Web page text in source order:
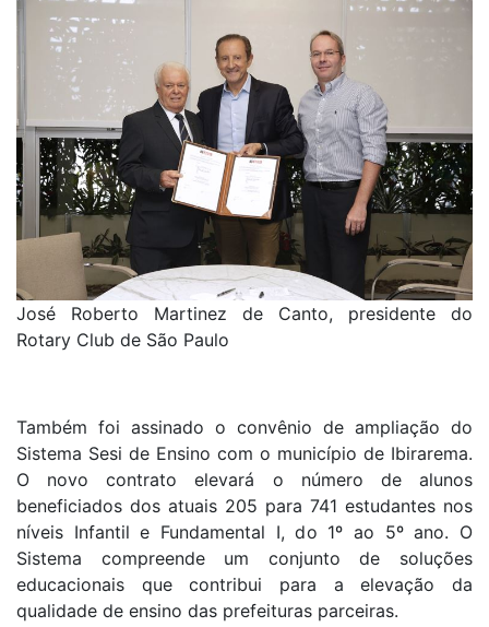
José Roberto Martinez de Canto, presidente do
Rotary Club de São Paulo
Também foi assinado o convênio de ampliação do
Sistema Sesi de Ensino com o município de Ibirarema.
O novo contrato elevará o número de alunos
beneficiados dos atuais 205 para 741 estudantes nos
níveis Infantil e Fundamental I, do 1º ao 5º ano. O
Sistema compreende um conjunto de soluções
educacionais que contribui para a elevação da
qualidade de ensino das prefeituras parceiras.